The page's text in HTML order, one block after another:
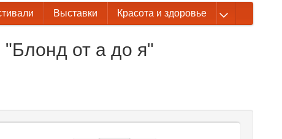
Выставки Красота и здоровье
от а до я"